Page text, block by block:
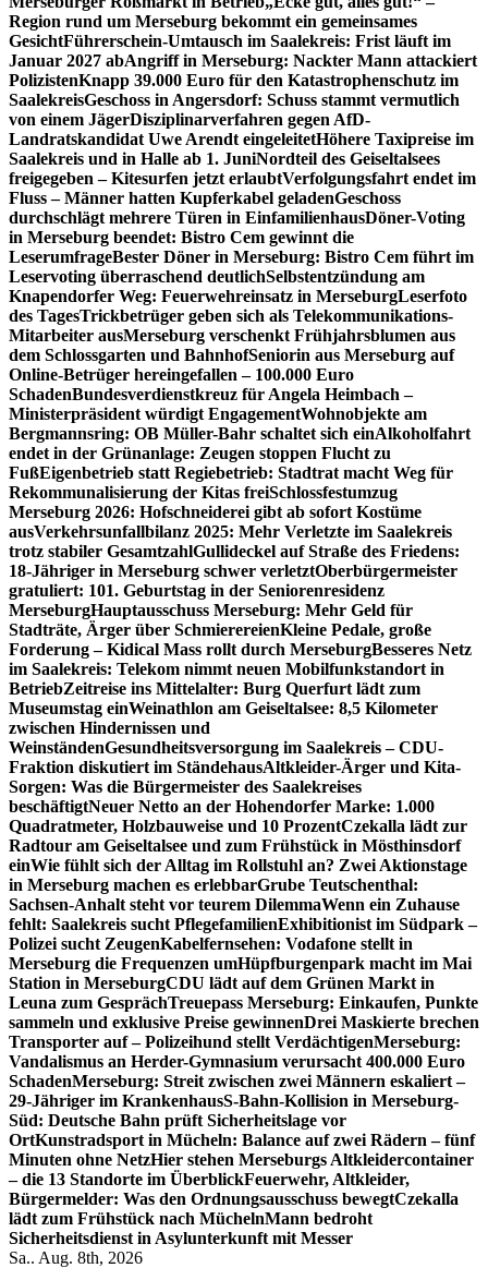
Region rund um Merseburg bekommt ein gemeinsames
GesichtFührerschein-Umtausch im Saalekreis: Frist läuft im
Januar 2027 abAngriff in Merseburg: Nackter Mann attackiert
PolizistenKnapp 39.000 Euro für den Katastrophenschutz im
SaalekreisGeschoss in Angersdorf: Schuss stammt vermutlich
von einem JägerDisziplinarverfahren gegen AfD-
Landratskandidat Uwe Arendt eingeleitetHöhere Taxipreise im
Saalekreis und in Halle ab 1. JuniNordteil des Geiseltalsees
freigegeben – Kitesurfen jetzt erlaubtVerfolgungsfahrt endet im
Fluss – Männer hatten Kupferkabel geladenGeschoss
durchschlägt mehrere Türen in EinfamilienhausDöner-Voting
in Merseburg beendet: Bistro Cem gewinnt die
LeserumfrageBester Döner in Merseburg: Bistro Cem führt im
Leservoting überraschend deutlichSelbstentzündung am
Knapendorfer Weg: Feuerwehreinsatz in MerseburgLeserfoto
des TagesTrickbetrüger geben sich als Telekommunikations-
Mitarbeiter ausMerseburg verschenkt Frühjahrsblumen aus
dem Schlossgarten und BahnhofSeniorin aus Merseburg auf
Online-Betrüger hereingefallen – 100.000 Euro
SchadenBundesverdienstkreuz für Angela Heimbach –
Ministerpräsident würdigt EngagementWohnobjekte am
Bergmannsring: OB Müller-Bahr schaltet sich einAlkoholfahrt
endet in der Grünanlage: Zeugen stoppen Flucht zu
FußEigenbetrieb statt Regiebetrieb: Stadtrat macht Weg für
Rekommunalisierung der Kitas freiSchlossfestumzug
Merseburg 2026: Hofschneiderei gibt ab sofort Kostüme
ausVerkehrsunfallbilanz 2025: Mehr Verletzte im Saalekreis
trotz stabiler GesamtzahlGullideckel auf Straße des Friedens:
18-Jähriger in Merseburg schwer verletztOberbürgermeister
gratuliert: 101. Geburtstag in der Seniorenresidenz
MerseburgHauptausschuss Merseburg: Mehr Geld für
Stadträte, Ärger über SchmierereienKleine Pedale, große
Forderung – Kidical Mass rollt durch MerseburgBesseres Netz
im Saalekreis: Telekom nimmt neuen Mobilfunkstandort in
BetriebZeitreise ins Mittelalter: Burg Querfurt lädt zum
Museumstag einWeinathlon am Geiseltalsee: 8,5 Kilometer
zwischen Hindernissen und
WeinständenGesundheitsversorgung im Saalekreis – CDU-
Fraktion diskutiert im StändehausAltkleider-Ärger und Kita-
Sorgen: Was die Bürgermeister des Saalekreises
beschäftigtNeuer Netto an der Hohendorfer Marke: 1.000
Quadratmeter, Holzbauweise und 10 ProzentCzekalla lädt zur
Radtour am Geiseltalsee und zum Frühstück in Mösthinsdorf
einWie fühlt sich der Alltag im Rollstuhl an? Zwei Aktionstage
in Merseburg machen es erlebbarGrube Teutschenthal:
Sachsen-Anhalt steht vor teurem DilemmaWenn ein Zuhause
fehlt: Saalekreis sucht PflegefamilienExhibitionist im Südpark –
Polizei sucht ZeugenKabelfernsehen: Vodafone stellt in
Merseburg die Frequenzen umHüpfburgenpark macht im Mai
Station in MerseburgCDU lädt auf dem Grünen Markt in
Leuna zum GesprächTreuepass Merseburg: Einkaufen, Punkte
sammeln und exklusive Preise gewinnenDrei Maskierte brechen
Transporter auf – Polizeihund stellt VerdächtigenMerseburg:
Vandalismus an Herder-Gymnasium verursacht 400.000 Euro
SchadenMerseburg: Streit zwischen zwei Männern eskaliert –
29-Jähriger im KrankenhausS-Bahn-Kollision in Merseburg-
Süd: Deutsche Bahn prüft Sicherheitslage vor
OrtKunstradsport in Mücheln: Balance auf zwei Rädern – fünf
Minuten ohne NetzHier stehen Merseburgs Altkleidercontainer
– die 13 Standorte im ÜberblickFeuerwehr, Altkleider,
Bürgermelder: Was den Ordnungsausschuss bewegtCzekalla
lädt zum Frühstück nach MüchelnMann bedroht
Sicherheitsdienst in Asylunterkunft mit Messer
Sa.. Aug. 8th, 2026